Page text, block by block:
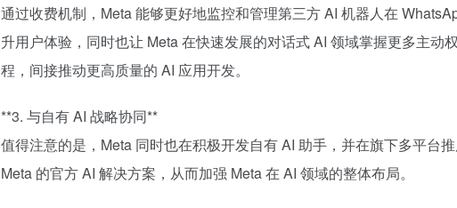
通过收费机制，Meta 能够更好地监控和管理第三方 AI 机器人在
升用户体验，同时也让 Meta 在快速发展的对话式 AI 领域掌握更多主动
程，间接推动更高质量的 AI 应用开发。
**3. 与自有 AI 战略协同**
值得注意的是，Meta 同时也在积极开发自有 AI 助手，并在旗下多平台
Meta 的官方 AI 解决方案，从而加强 Meta 在 AI 领域的整体布局。